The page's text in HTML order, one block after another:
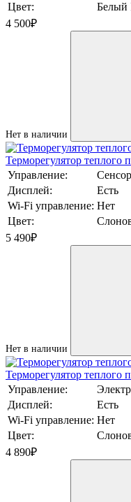
Цвет:
Белый
4 500₽
Нет в наличии
Терморегулятор теплого
Управление:
Дисплей:
Есть
Wi-Fi управление: Нет
Цвет:
5 490₽
Нет в наличии
Терморегулятор теплого
Управление:
Дисплей:
Есть
Wi-Fi управление: Нет
Цвет:
4 890₽